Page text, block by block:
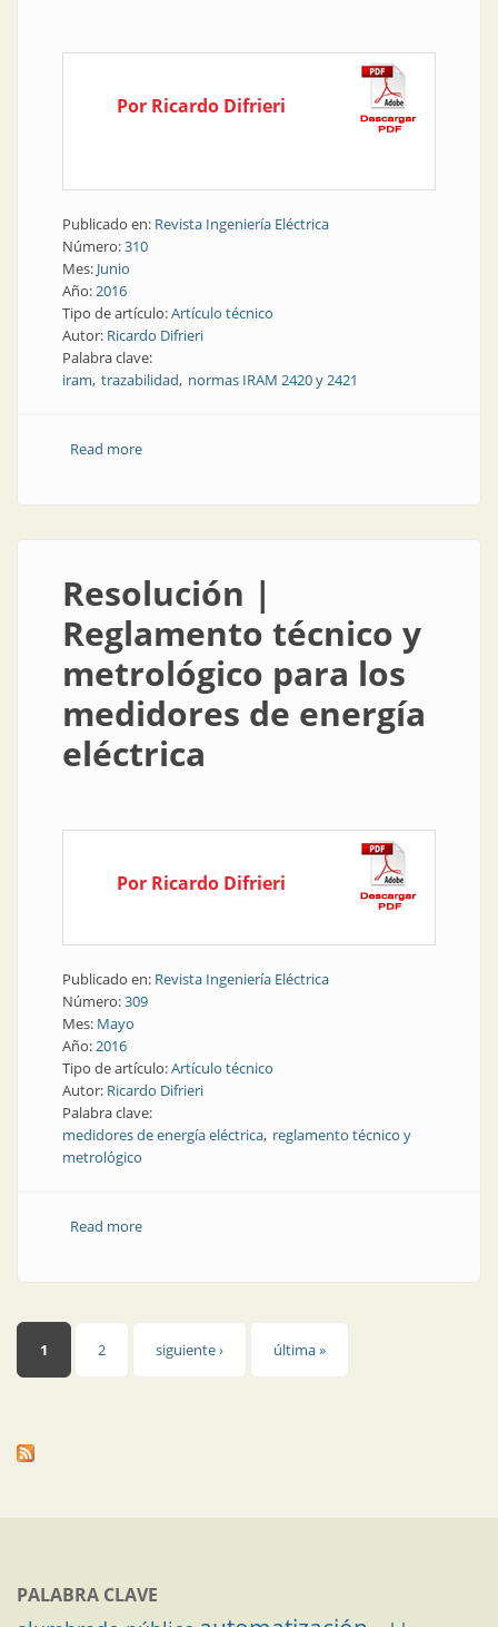
Por Ricardo Difrieri
Publicado en: Revista Ingeniería Eléctrica
Número:310
Mes: Junio
Año:2016
Tipo de artículo:Artículo técnico
Autor: Ricardo Difrieri
Palabra clave:
iram trazabilidad normas IRAM 2420 y 2421
Read moreabout Normativa | Trazabilidad: importante para
Resolución |
Reglamento técnico y
metrológico para los
medidores de energía
eléctrica
Por Ricardo Difrieri
Publicado en: Revista Ingeniería Eléctrica
Número:309
Mes: Mayo
Año:2016
Tipo de artículo:Artículo técnico
Autor: Ricardo Difrieri
Palabra clave:
medidores de energía eléctrica reglamento técnico y
metrológico
Read moreabout Resolución | Reglamento técnico y metrológico
Páginas
1 2 siguiente › última »
PALABRA CLAVE